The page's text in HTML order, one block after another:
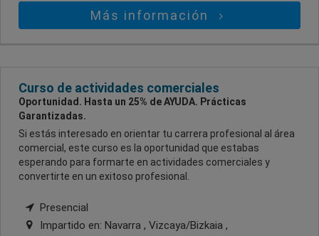
Más información
Curso de actividades comerciales
Oportunidad. Hasta un 25% de AYUDA. Prácticas
Garantizadas.
Si estás interesado en orientar tu carrera profesional al área
comercial, este curso es la oportunidad que estabas
esperando para formarte en actividades comerciales y
convertirte en un exitoso profesional.
Presencial
Impartido en: Navarra , Vizcaya/Bizkaia ,